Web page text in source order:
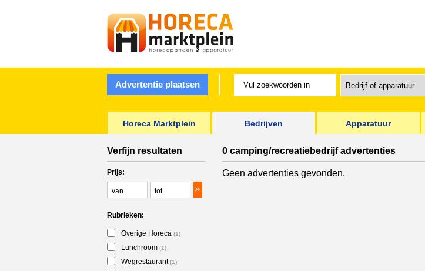
Advertentie plaatsen
Horeca Marktplein Bedrijven Apparatuur
Verfijn resultaten
Prijs:
Rubrieken:
Overige Horeca (1)
Lunchroom (1)
Wegrestaurant(1)
0 camping/recreatiebedrijf advertenties
Geen advertenties gevonden.